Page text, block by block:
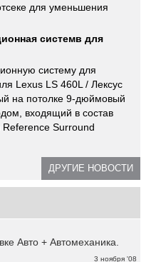
для уменьшения
системв для
систему для
Lexus LS 460L / Лексус
на потолке 9-дюймовый
входящий в состав
Surround
ДРУГИЕ НОВОСТИ
3 ноября '08
Авто + Автомеханика.